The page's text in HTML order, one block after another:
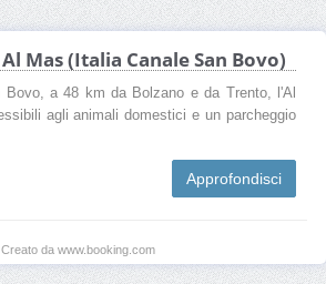
Mas (Italia Canale San Bovo)
Bovo, a 48 km da Bolzano e da Trento, l'Al
agli animali domestici e un parcheggio
Approfondisci
Creato da www.booking.com